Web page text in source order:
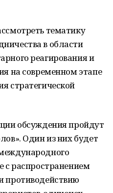
тематику
в области
реагирования и
на современном этапе
стратегической
обсуждения пройдут
Один из них будет
с распространением
противодействию